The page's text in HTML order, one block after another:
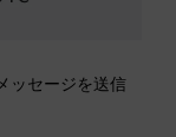
ッセージを送信